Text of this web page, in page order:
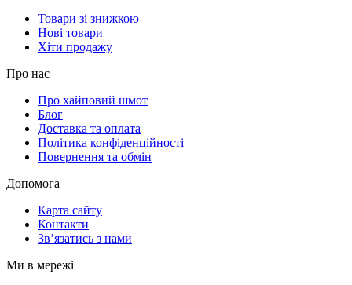
Товари зі знижкою
Нові товари
Хіти продажу
Про нас
Про хайповий шмот
Блог
Доставка та оплата
Політика конфіденційності
Повернення та обмін
Допомога
Карта сайту
Контакти
Зв’язатись з нами
Ми в мережі